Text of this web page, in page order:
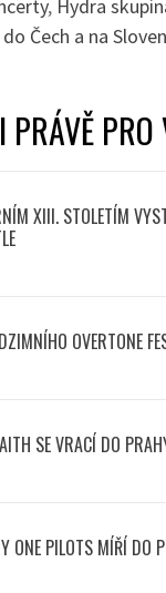
, Hydra
Čech a na
PRÁVĚ PRO
XIII. STOLETÍM
OVERTONE
SE VRACÍ DO
ONE PILOTS MÍŘÍ DO